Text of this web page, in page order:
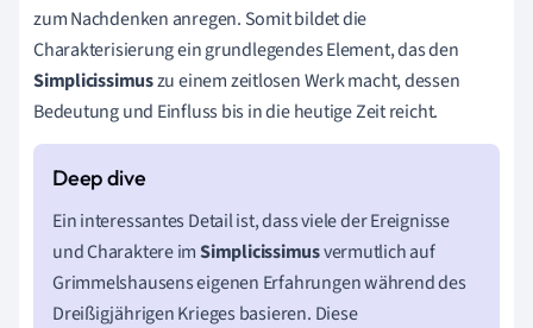
zum Nachdenken anregen. Somit bildet die
Charakterisierung ein grundlegendes Element, das den
Simplicissimuszu einem zeitlosen Werk macht, dessen
Bedeutung und Einfluss bis in die heutige Zeit reicht.
Ein interessantes Detail ist, dass viele der Ereignisse
und Charaktere imSimplicissimusvermutlich auf
Grimmelshausens eigenen Erfahrungen während des
Dreißigjährigen Krieges basieren. Diese